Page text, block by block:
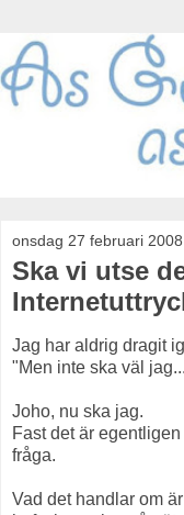
onsdag 27 februari 2008
Ska vi utse
Jag har aldrig dragit
"Men inte ska väl
Joho, nu ska jag.
Fast det är
fråga.
Vad det handlar om